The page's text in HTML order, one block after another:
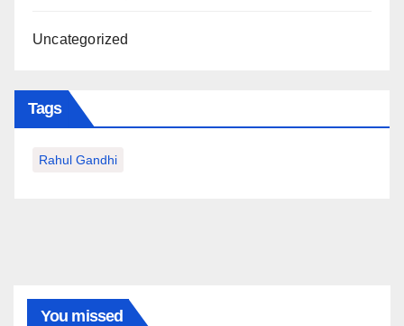
Uncategorized
Tags
Rahul Gandhi
You missed